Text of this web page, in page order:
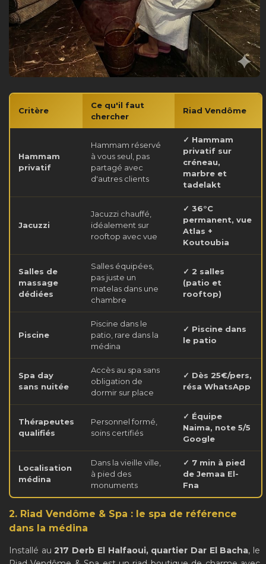
Critère
Ce qu'il faut
chercher
Riad Vendôme
Hammam
privatif
Hammam réservé
à vous seul, pas
partagé avec
d'autres clients
✓ Hammam
privatif sur
créneau,
marbre et
tadelakt
Jacuzzi
Jacuzzi chauffé,
idéalement sur
rooftop avec vue
✓ 36°C
permanent, vue
Atlas +
Koutoubia
Salles de
massage
dédiées
Salles équipées,
pas juste un
matelas dans une
chambre
✓ 2 salles
(patio et
rooftop)
Piscine
Piscine dans le
patio, rare dans la
médina
✓ Piscine dans
le patio
Spa day
sans nuitée
Accès au spa sans
obligation de
dormir sur place
✓ Dès 25€/pers,
résa WhatsApp
Thérapeutes
qualifiés
Personnel formé,
soins certifiés
✓ Équipe
Naima, note 5/5
Google
Localisation
médina
Dans la vieille ville,
à pied des
monuments
✓ 7 min à pied
de Jemaa El-
Fna
2. Riad Vendôme & Spa : le spa de référence
dans la médina
Installé au217 Derb El Halfaoui, quartier Dar El Bacha, le